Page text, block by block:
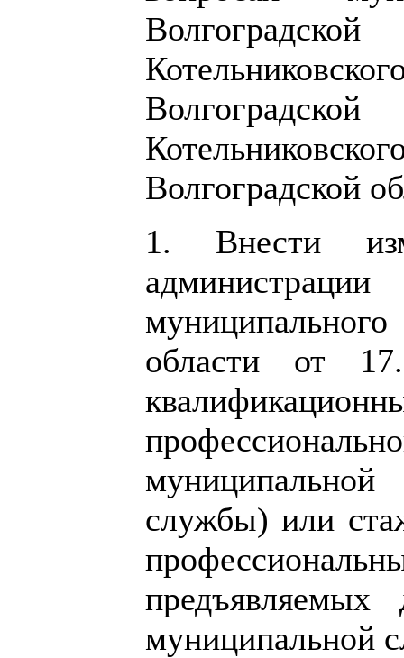
Волгоградской
1. Внести
области от
службы) или
муниципальной